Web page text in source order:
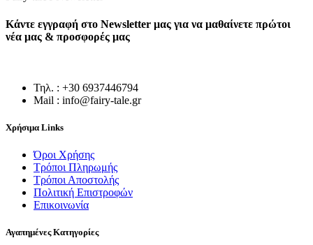
Κάντε εγγραφή στο Newsletter μας για να μαθαίνετε πρώτοι
νέα μας & προσφορές μας
Τηλ. : +30 6937446794
Mail : info@fairy-tale.gr
Χρήσιμα Links
Όροι Χρήσης
Τρόποι Πληρωμής
Τρόποι Αποστολής
Πολιτική Επιστροφών
Επικοινωνία
Αγαπημένες Κατηγορίες